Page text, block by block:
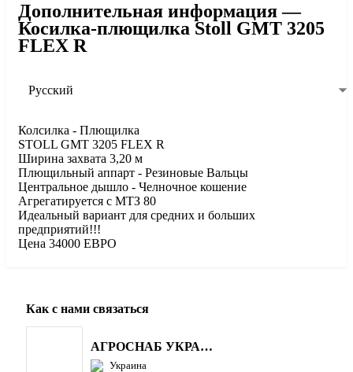
Дополнительная информация —
Косилка-плющилка Stoll GMT 3205
FLEX R
Русский
Колсилка - Плющилка
STOLL GMT 3205 FLEX R
Ширина захвата 3,20 м
Плющильный аппарт - Резиновые Вальцы
Центральное дышло - Челночное кошение
Агрегатируется с МТЗ 80
Идеальный вариант для средних и больших
предприятий!!!
Цена 34000 ЕВРО
Как с нами связаться
АГРОСНАБ УКРАЇНА
Украина